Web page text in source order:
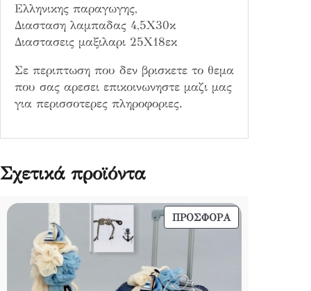
Ελληνικης παραγωγης,
Διασταση λαμπαδας 4,5Χ30κ
Διαστασεις μαξιλαρι 25Χ18εκ
Σε περιπτωση που δεν βρισκετε το θεμα
που σας αρεσει επικοινωνηστε μαζι μας
για περισσοτερες πληροφοριες.
Σχετικά προϊόντα
ΠΡΟΣΦΟΡΆΠΡΟΪΌΝ